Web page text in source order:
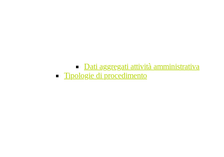
Dati aggregati attività amministrativa
Tipologie di procedimento